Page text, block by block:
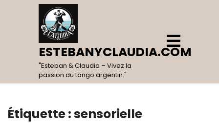
ESTEBANYCLAUDIA.COM
"Esteban & Claudia – Vivez la
passion du tango argentin."
Open
Menu
Étiquette :sensorielle